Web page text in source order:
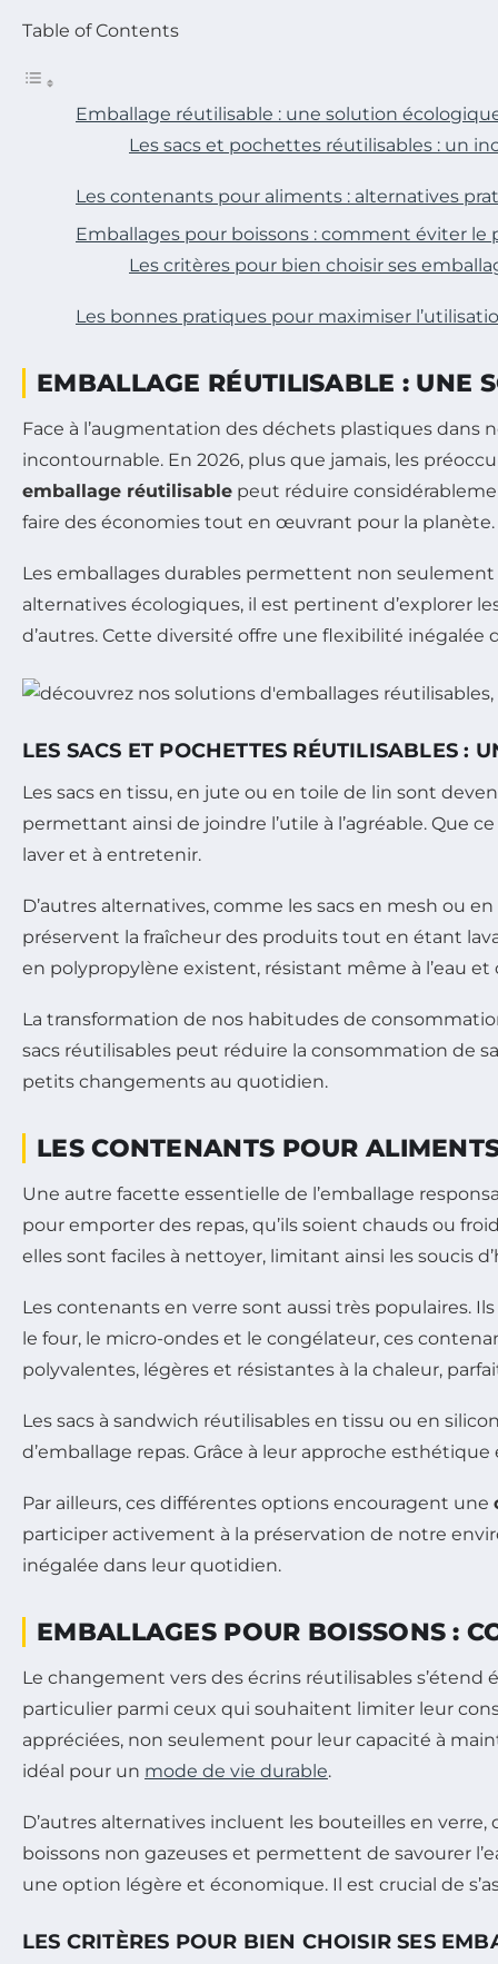
Table of Contents
Emballage réutilisable : une solution
Les sacs et pochettes réutilisables : un
Les contenants pour aliments : alternatives
Emballages pour boissons : comment éviter le
Les critères pour bien choisir ses
Les bonnes pratiques pour maximiser
EMBALLAGE RÉUTILISABLE : UNE
Face à l’augmentation des déchets plastiques dans
incontournable. En 2026, plus que jamais, les
emballage réutilisable peut réduire
faire des économies tout en œuvrant pour la planète.
Les emballages durables permettent non
alternatives écologiques, il est pertinent d’explorer
d’autres. Cette diversité offre une flexibilité
LES SACS ET POCHETTES RÉUTILISABLES :
Les sacs en tissu, en jute ou en toile de lin sont
permettant ainsi de joindre l’utile à l’agréable. Que
laver et à entretenir.
D’autres alternatives, comme les sacs en mesh ou
préservent la fraîcheur des produits tout en étant
en polypropylène existent, résistant même à l’eau
La transformation de nos habitudes de
sacs réutilisables peut réduire la consommation de
petits changements au quotidien.
LES CONTENANTS POUR
Une autre facette essentielle de l’emballage
pour emporter des repas, qu’ils soient chauds ou
elles sont faciles à nettoyer, limitant ainsi les soucis
Les contenants en verre sont aussi très populaires.
le four, le micro-ondes et le congélateur, ces
polyvalentes, légères et résistantes à la chaleur,
Les sacs à sandwich réutilisables en tissu ou en
d’emballage repas. Grâce à leur approche
Par ailleurs, ces différentes options encouragent une
participer activement à la préservation de notre
inégalée dans leur quotidien.
EMBALLAGES POUR BOISSONS :
Le changement vers des écrins réutilisables
particulier parmi ceux qui souhaitent limiter leur
appréciées, non seulement pour leur capacité à
idéal pour un mode de vie durable.
D’autres alternatives incluent les bouteilles en
boissons non gazeuses et permettent de savourer
une option légère et économique. Il est crucial de
LES CRITÈRES POUR BIEN CHOISIR SES